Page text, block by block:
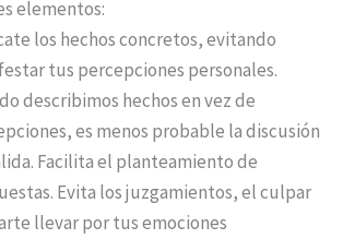
elementos:
los hechos concretos, evitando
tus percepciones personales.
describimos hechos en vez de
es menos probable la discusión
Facilita el planteamiento de
Evita los juzgamientos, el culpar
llevar por tus emociones